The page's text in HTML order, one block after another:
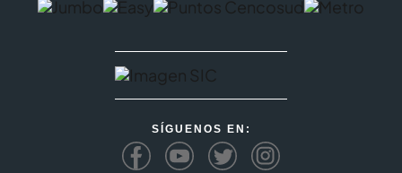
SÍGUENOS EN: